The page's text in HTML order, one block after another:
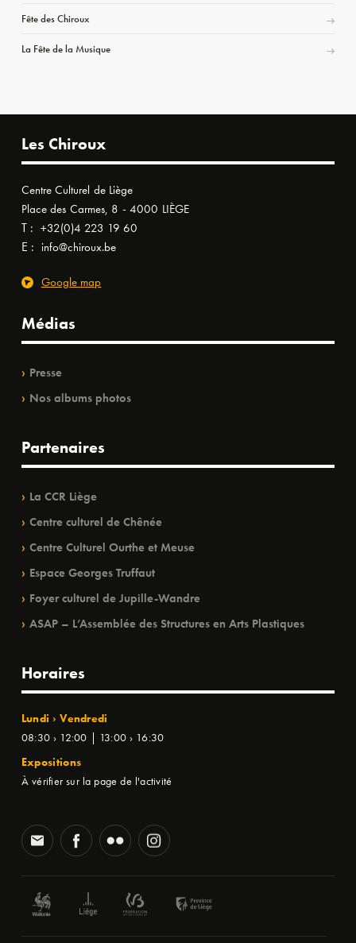
Fête des Chiroux
La Fête de la Musique
Les Chiroux
Centre Culturel de Liège
Place des Carmes, 8 - 4000 LIÈGE
T : +32(0)4 223 19 60
E : info@chiroux.be
Google map
Médias
Presse
Nos albums photos
Partenaires
La CCR Liège
Centre culturel de Chênée
Centre Culturel Ourthe et Meuse
Espace Georges Truffaut
Foyer culturel de Jupille-Wandre
ASAP – L’Assemblée des Structures en Arts Plastiques
Horaires
Lundi › Vendredi
08:30 › 12:00 | 13:00 › 16:30
Expositions
À vérifier sur la page de l'activité